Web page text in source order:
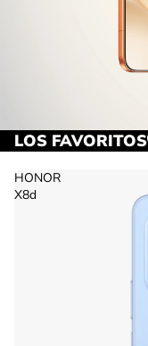
LOS FAVORITOS
HONOR
X8d